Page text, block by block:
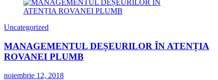
Uncategorized
MANAGEMENTUL DEȘEURILOR ÎN ATENȚIA
ROVANEI PLUMB
noiembrie 12, 2018